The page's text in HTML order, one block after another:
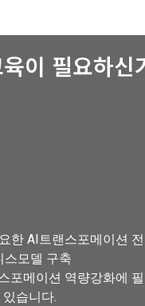
이 필요하신
한 AI트랜스포메이션
스모델 구축
포메이션 역량강화에
습니다.